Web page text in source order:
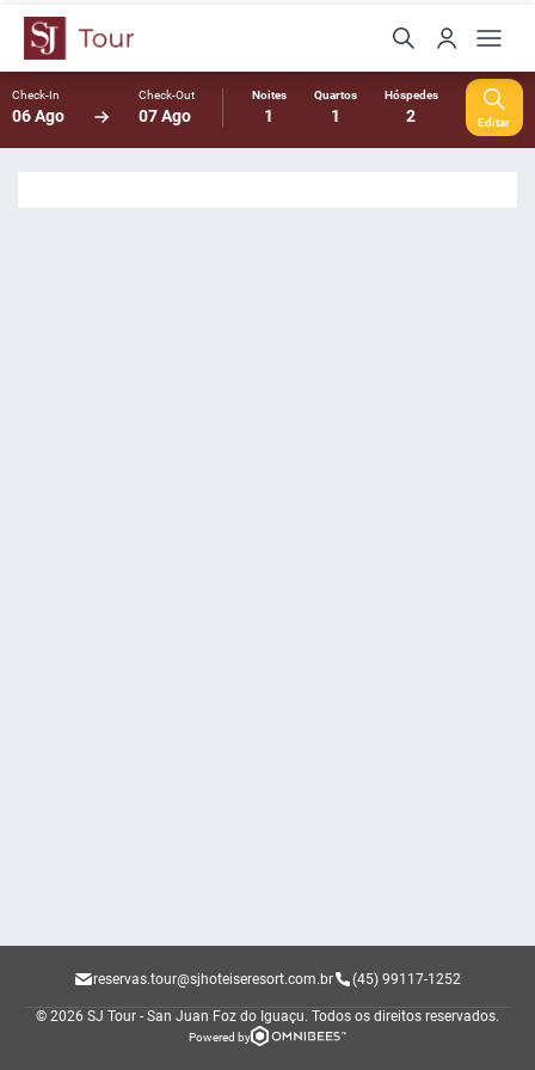
Check-In
06 Ago
Check-Out
07 Ago
Noites
1
Quartos
1
Hóspedes
2 Editar
reservas.tour@sjhoteiseresort.com.br (45) 99117-1252
© 2026 SJ Tour - San Juan Foz do Iguaçu. Todos os direitos reservados.
Powered by